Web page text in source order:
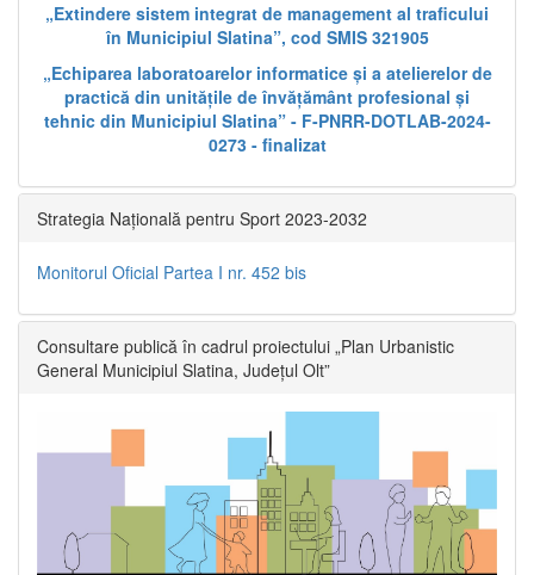
„Extindere sistem integrat de management al traficului
în Municipiul Slatina”, cod SMIS 321905
„Echiparea laboratoarelor informatice și a atelierelor de
practică din unitățile de învățământ profesional și
tehnic din Municipiul Slatina” - F-PNRR-DOTLAB-2024-
0273 - finalizat
Strategia Națională pentru Sport 2023-2032
Monitorul Oficial Partea I nr. 452 bis
Consultare publică în cadrul proiectului „Plan Urbanistic
General Municipiul Slatina, Județul Olt”